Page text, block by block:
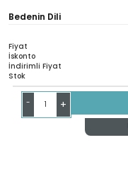
Bedenin Dili
Fiyat
İskonto
İndirimli Fiyat
Stok
- +